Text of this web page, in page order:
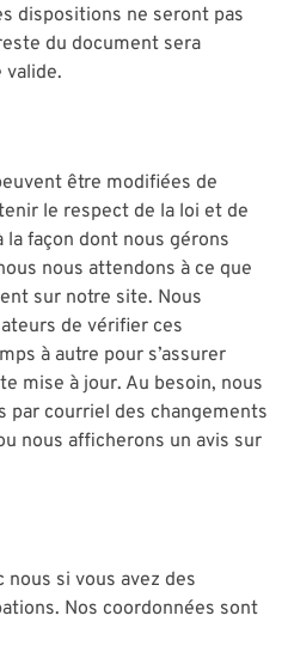
dispositions ne seront pas
du document sera
être modifiées de
le respect de la loi et de
façon dont nous gérons
nous attendons à ce que
sur notre site. Nous
de vérifier ces
à autre pour s’assurer
mise à jour. Au besoin, nous
courriel des changements
nous afficherons un avis sur
nous si vous avez des
Nos coordonnées sont